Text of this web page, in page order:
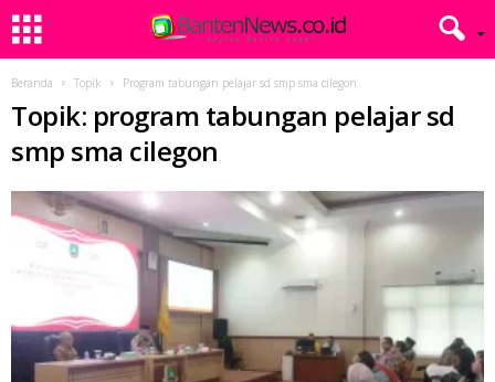
Beranda Topik Program tabungan pelajar sd smp sma cilegon
Topik: program tabungan pelajar sd
smp sma cilegon